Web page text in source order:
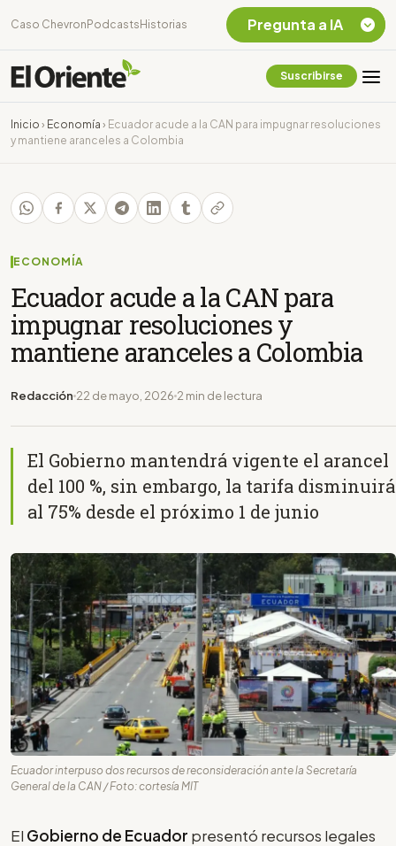
Caso Chevron Podcasts Historias
Suscribirse
Inicio › Economía › Ecuador acude a la CAN para impugnar resoluciones
y mantiene aranceles a Colombia
ECONOMÍA
Ecuador acude a la CAN para
impugnar resoluciones y
mantiene aranceles a Colombia
Redacción 22 de mayo, 2026 2 min de lectura
El Gobierno mantendrá vigente el arancel
del 100 %, sin embargo, la tarifa disminuirá
al 75% desde el próximo 1 de junio
Ecuador interpuso dos recursos de reconsideración ante la Secretaría
General de la CAN / Foto: cortesía MIT
El Gobierno de Ecuador presentó recursos legales
Pregunta a IA
Chevron Ecuador